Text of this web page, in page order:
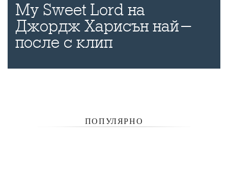
My Sweet Lord на
Джордж Харисън най-
после с клип
ПОПУЛЯРНО